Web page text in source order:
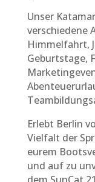
Unser
verschiedene
Himmelfahrt,
Geburtstage,
Erlebt Berlin
Vielfalt der
eurem
und auf zu